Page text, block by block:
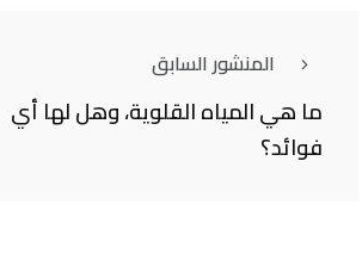
المنشور السابق
ما هي المياه القلوية، وهل لها أي
فوائد؟